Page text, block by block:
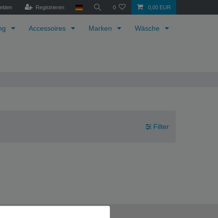
Registrieren 0 0,00 EUR
Accessoires Marken Wäsche
Filter